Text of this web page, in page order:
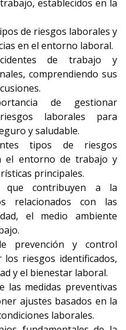
establecidos en la
de riesgos laborales y
en el entorno laboral.
de trabajo y
comprendiendo sus
de gestionar
laborales para
y saludable.
tipos de riesgos
el entorno de trabajo y
principales.
que contribuyen a la
relacionados con las
el medio ambiente
prevención y control
riesgos identificados,
y el bienestar laboral.
las medidas preventivas
ajustes basados en la
laborales.